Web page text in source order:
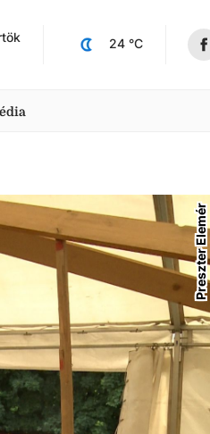
24 °C
Preszter Elemér